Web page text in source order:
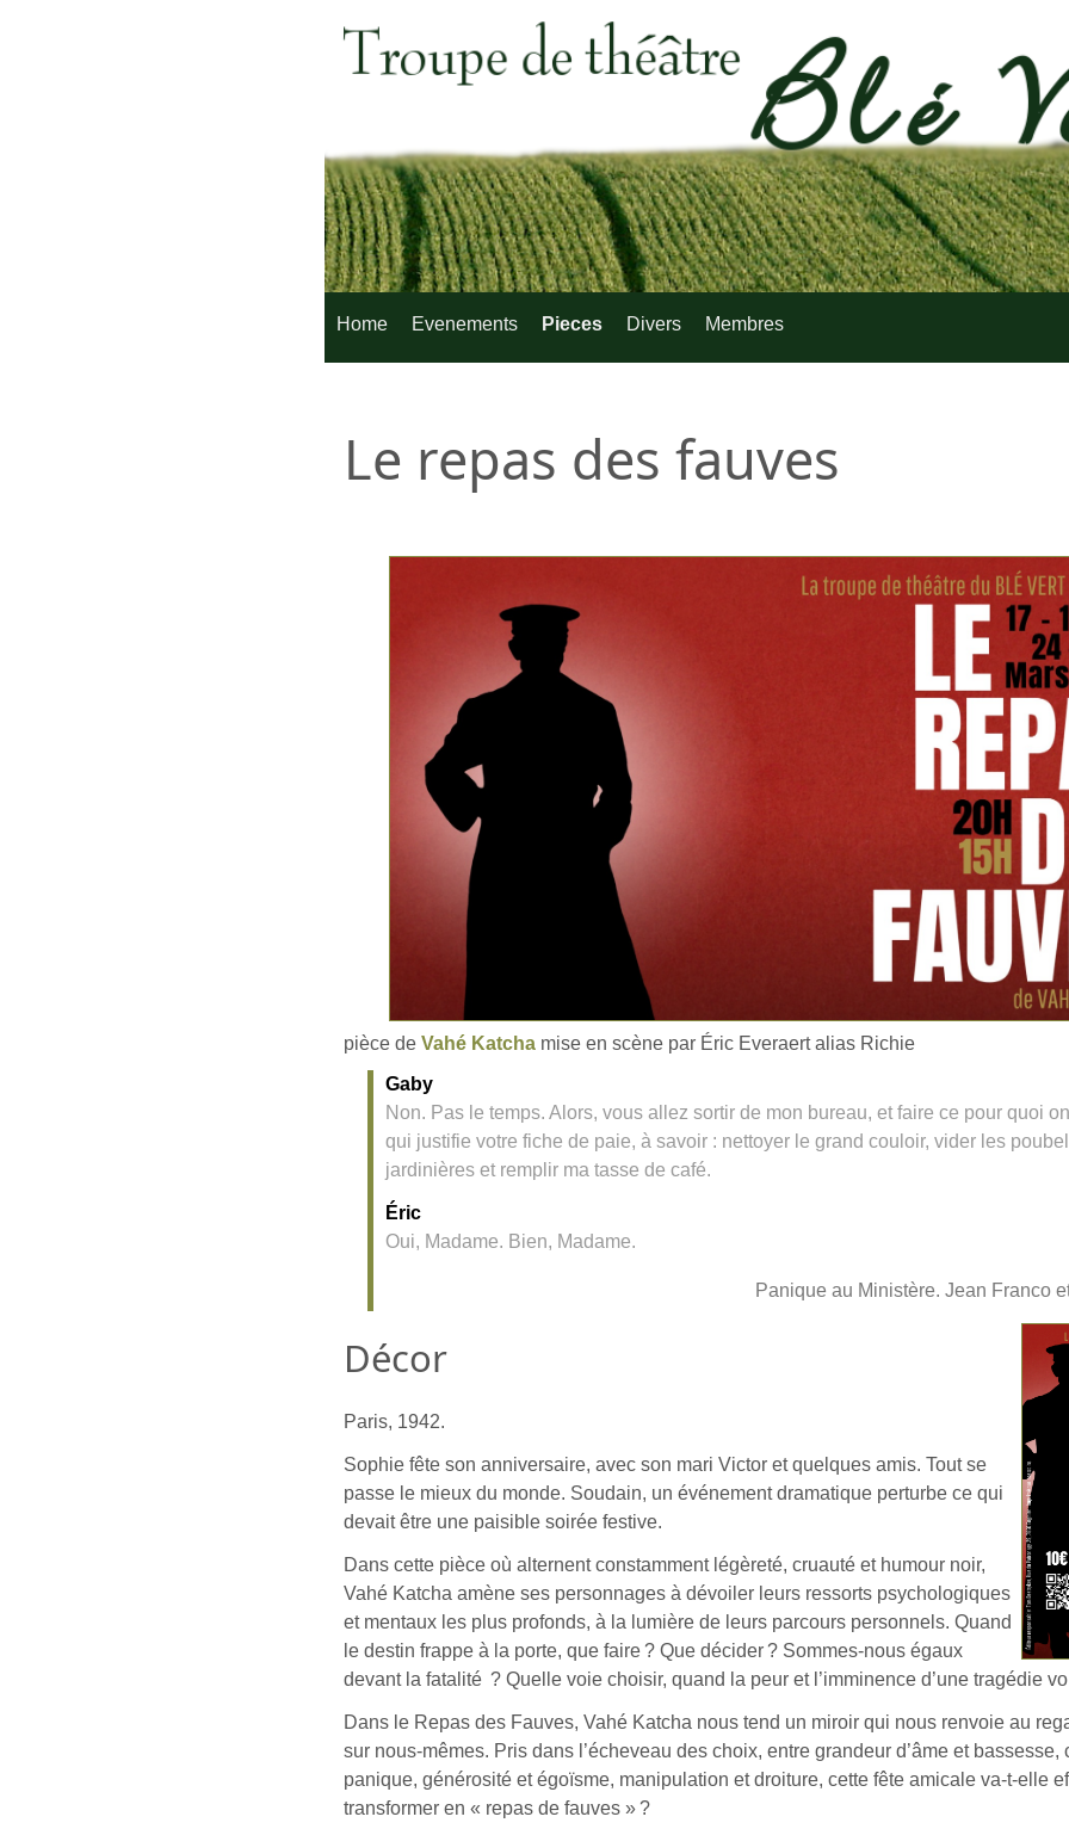
Home Evenements Pieces Divers Membres
Le repas des fauves
pièce de Vahé Katcha mise en scène par Éric Everaert alias Richie
Gaby
Non. Pas le temps. Alors, vous allez sortir de mon bureau, et faire ce pour quoi
qui justifie votre fiche de paie, à savoir : nettoyer le grand couloir, vider les
jardinières et remplir ma tasse de café.
Éric
Oui, Madame. Bien, Madame.
Panique au Ministère. Jean Franco
Décor
Paris, 1942.
Sophie fête son anniversaire, avec son mari Victor et quelques amis. Tout se
passe le mieux du monde. Soudain, un événement dramatique perturbe ce qui
devait être une paisible soirée festive.
Dans cette pièce où alternent constamment légèreté, cruauté et humour noir,
Vahé Katcha amène ses personnages à dévoiler leurs ressorts psychologiques
et mentaux les plus profonds, à la lumière de leurs parcours personnels. Quand
le destin frappe à la porte, que faire ? Que décider ? Sommes-nous égaux
devant la fatalité ? Quelle voie choisir, quand la peur et l’imminence d’une tragédie
Dans le Repas des Fauves, Vahé Katcha nous tend un miroir qui nous renvoie au
sur nous-mêmes. Pris dans l’écheveau des choix, entre grandeur d’âme et bassesse,
panique, générosité et égoïsme, manipulation et droiture, cette fête amicale va-t-elle
transformer en « repas de fauves » ?